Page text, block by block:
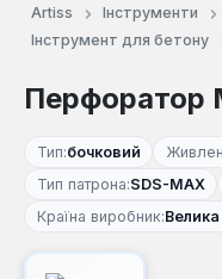
Artiss Інструменти
Інструмент для бетону
Перфоратор
Тип:бочковий
Тип патрона:SDS-MAX
Країна виробник:Велика